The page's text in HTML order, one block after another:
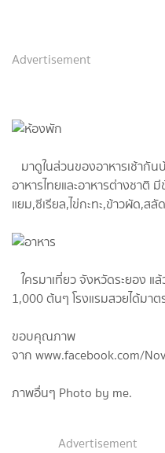
Advertisement
มาดูในส่วนของอาหารเช้ากั
อาหารไทยและอาหารต่างชาติ
แยม,ซีเรียล,ไข่กะทะ,ข้าวผัด,ส
ใครมาเที่ยว จังหวัดระยอง
1,000 ต้นๆ โรงแรมสวยได้มา
ขอบคุณภาพ
จาก www.facebook.com/
ภาพอื่นๆ Photo by me.
Advertisement